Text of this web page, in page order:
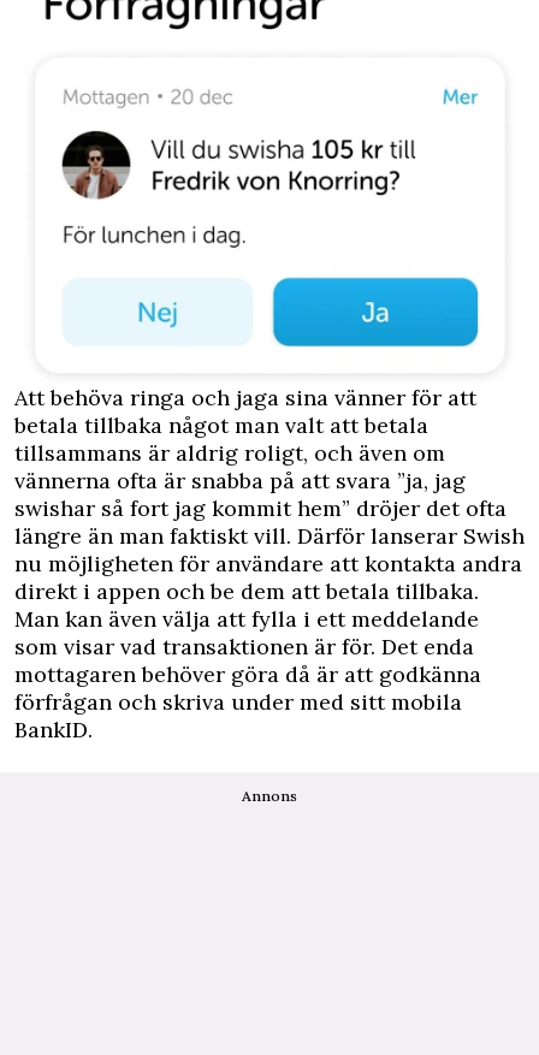
Att behöva ringa och jaga sina vänner för att
betala tillbaka något man valt att betala
tillsammans är aldrig roligt, och även om
vännerna ofta är snabba på att svara ”ja, jag
swishar så fort jag kommit hem” dröjer det ofta
längre än man faktiskt vill. Därför lanserar Swish
nu möjligheten för användare att kontakta andra
direkt i appen och be dem att betala tillbaka.
Man kan även välja att fylla i ett meddelande
som visar vad transaktionen är för. Det enda
mottagaren behöver göra då är att godkänna
förfrågan och skriva under med sitt mobila
BankID.
Annons